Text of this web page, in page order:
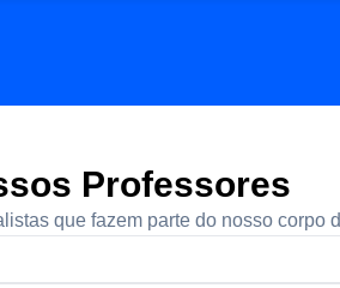
Professores
que fazem parte do nosso corpo